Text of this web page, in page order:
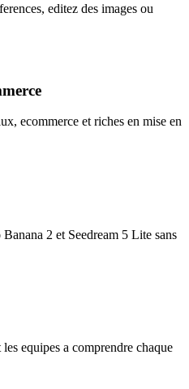
editez des images ou
ecommerce et riches en mise en
2 et Seedream 5 Lite sans
equipes a comprendre chaque